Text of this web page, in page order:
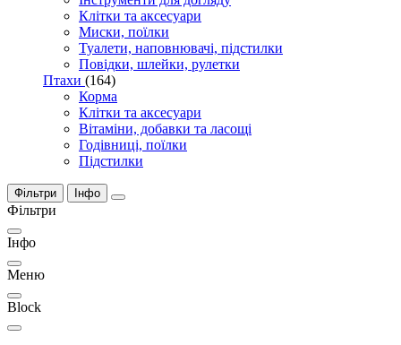
Клітки та аксесуари
Миски, поїлки
Туалети, наповнювачі, підстилки
Повідки, шлейки, рулетки
Птахи (164)
Корма
Клітки та аксесуари
Вітаміни, добавки та ласощі
Годівниці, поїлки
Підстилки
Фільтри Інфо
Фільтри
Інфо
Меню
Block